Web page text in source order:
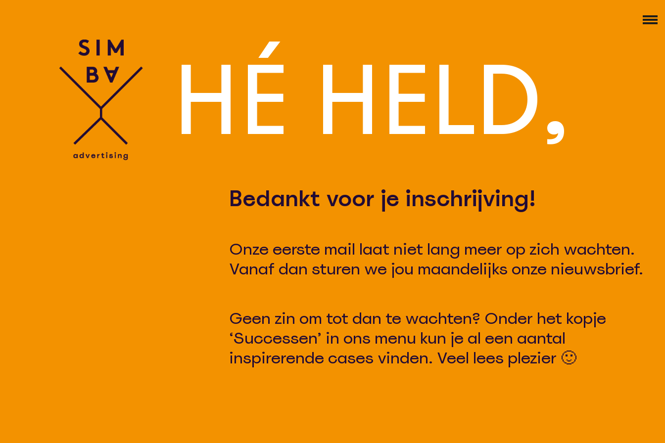
HÉ HELD,
Bedankt voor je inschrijving!
Onze eerste mail laat niet lang meer op zich wachten.
Vanaf dan sturen we jou maandelijks onze nieuwsbrief.
Geen zin om tot dan te wachten? Onder het kopje
‘Successen’ in ons menu kun je al een aantal
inspirerende cases vinden. Veel lees plezier 🙂